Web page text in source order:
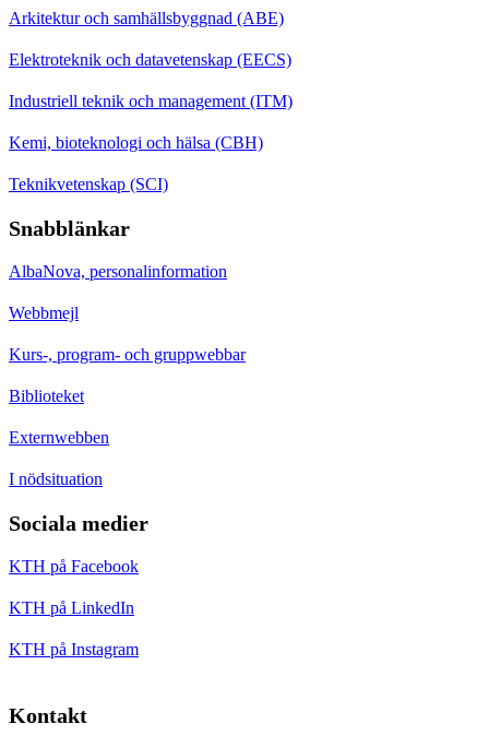
Arkitektur och samhällsbyggnad (ABE)
Elektroteknik och datavetenskap (EECS)
Industriell teknik och management (ITM)
Kemi, bioteknologi och hälsa (CBH)
Teknikvetenskap (SCI)
Snabblänkar
AlbaNova, personalinformation
Webbmejl
Kurs-, program- och gruppwebbar
Biblioteket
Externwebben
I nödsituation
Sociala medier
KTH på Facebook
KTH på LinkedIn
KTH på Instagram
Kontakt